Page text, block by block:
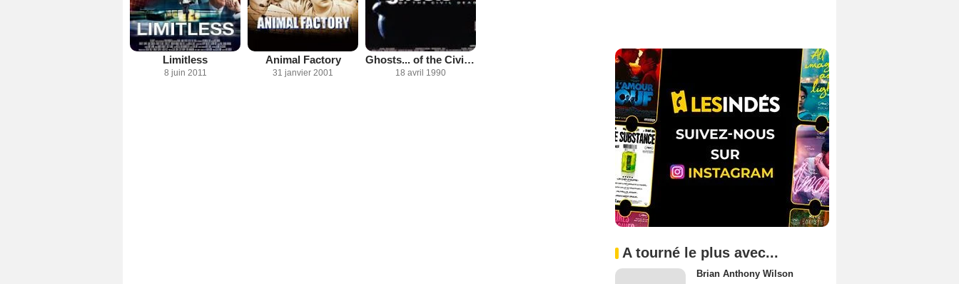
Limitless
8 juin 2011
Animal Factory
31 janvier 2001
Ghosts... of the Civil Dead
18 avril 1990
A tourné le plus avec...
Brian Anthony Wilson